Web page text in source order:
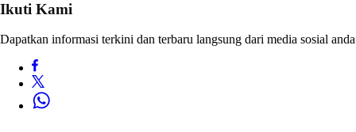
Ikuti Kami
Dapatkan informasi terkini dan terbaru langsung dari media sosial anda